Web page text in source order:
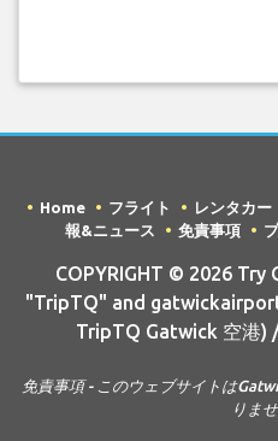
Home フライト レンタカー
報&ニュース
免責事項
COPYRIGHT © 2026
"TripTQ" and
TripTQ Gatwick 空港)
免責事項 - このウェブサイトは
りませ